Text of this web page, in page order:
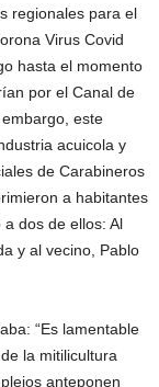
regionales para el
Virus Covid
hasta el momento
por el Canal de
este
acuicola y
de Carabineros
a habitantes
dos de ellos: Al
y al vecino, Pablo
“Es lamentable
la mitilicultura
anteponen